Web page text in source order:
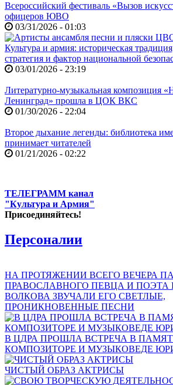
Всероссийский фестиваль «Вызов
офицеров ЮВО
03/31/2026 - 01:03
Культура и армия: историческая
стратегия и фактор национальной
03/01/2026 - 23:19
Литературно-музыкальная композиция
Ленинград» прошла в ЦОК ВКС
01/30/2026 - 22:04
Второе дыхание легенды: библиотека
принимает читателей
01/21/2026 - 02:22
ТЕЛЕГРАММ канал
"Культура и Армия"
Присоединяйтесь!
Персоналии
НА ПРОТЯЖЕНИИ ВСЕГО ВЕЧЕРА
ПРАВОСЛАВНОГО ПЕВЦА И ПОЭТА
ВОЛКОВА ЗВУЧАЛИ ЕГО СВЕТЛЫЕ,
ПРОНИКНОВЕННЫЕ ПЕСНИ
В ЦДРА ПРОШЛА ВСТРЕЧА В
КОМПОЗИТОРЕ И МУЗЫКОВЕДЕ
ЧИСТЫЙ ОБРАЗ АКТРИСЫ